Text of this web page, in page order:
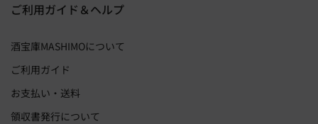
ご利用ガイド＆ヘルプ
酒宝庫MASHIMOについて
ご利用ガイド
お支払い・送料
領収書発行について